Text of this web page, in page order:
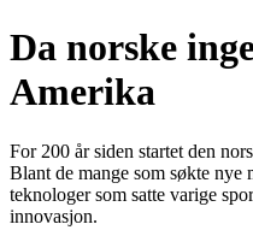
Da norske
Amerika
For 200 år siden startet den
Blant de mange som søkte nye
teknologer som satte varige
innovasjon.